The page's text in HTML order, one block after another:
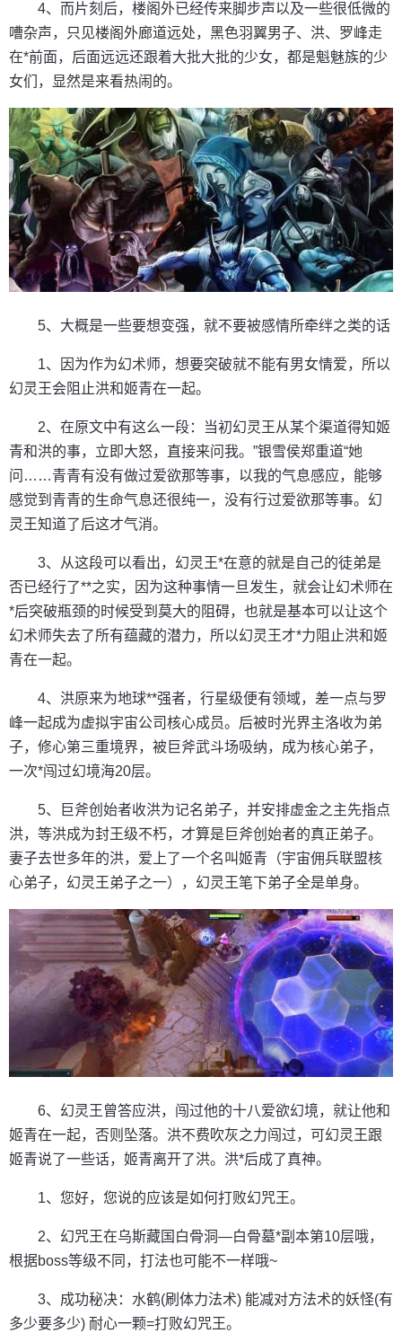
4、而片刻后，楼阁外已经传来脚步声以及一些很低微的
嘈杂声，只见楼阁外廊道远处，黑色羽翼男子、洪、罗峰走
在*前面，后面远远还跟着大批大批的少女，都是魁魅族的少
女们，显然是来看热闹的。
5、大概是一些要想变强，就不要被感情所牵绊之类的话
1、因为作为幻术师，想要突破就不能有男女情爱，所以
幻灵王会阻止洪和姬青在一起。
2、在原文中有这么一段：当初幻灵王从某个渠道得知姬
青和洪的事，立即大怒，直接来问我。”银雪侯郑重道“她
问……青青有没有做过爱欲那等事，以我的气息感应，能够
感觉到青青的生命气息还很纯一，没有行过爱欲那等事。幻
灵王知道了后这才气消。
3、从这段可以看出，幻灵王*在意的就是自己的徒弟是
否已经行了**之实，因为这种事情一旦发生，就会让幻术师在
*后突破瓶颈的时候受到莫大的阻碍，也就是基本可以让这个
幻术师失去了所有蕴藏的潜力，所以幻灵王才*力阻止洪和姬
青在一起。
4、洪原来为地球**强者，行星级便有领域，差一点与罗
峰一起成为虚拟宇宙公司核心成员。后被时光界主洛收为弟
子，修心第三重境界，被巨斧武斗场吸纳，成为核心弟子，
一次*闯过幻境海20层。
5、巨斧创始者收洪为记名弟子，并安排虚金之主先指点
洪，等洪成为封王级不朽，才算是巨斧创始者的真正弟子。
妻子去世多年的洪，爱上了一个名叫姬青（宇宙佣兵联盟核
心弟子，幻灵王弟子之一），幻灵王笔下弟子全是单身。
6、幻灵王曾答应洪，闯过他的十八爱欲幻境，就让他和
姬青在一起，否则坠落。洪不费吹灰之力闯过，可幻灵王跟
姬青说了一些话，姬青离开了洪。洪*后成了真神。
1、您好，您说的应该是如何打败幻咒王。
2、幻咒王在乌斯藏国白骨洞—白骨墓*副本第10层哦，
根据boss等级不同，打法也可能不一样哦~
3、成功秘决：水鹤(刷体力法术) 能减对方法术的妖怪(有
多少要多少) 耐心一颗=打败幻咒王。